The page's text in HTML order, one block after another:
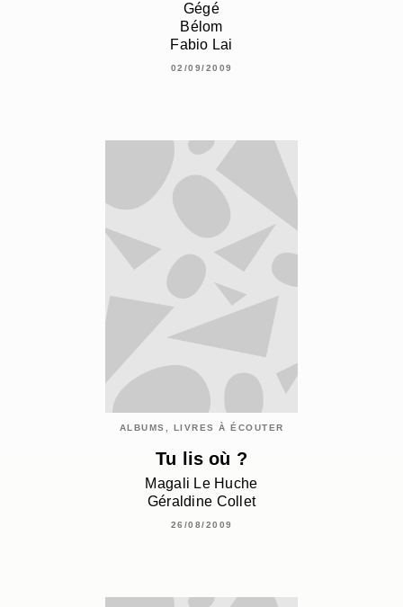
Gégé
Bélom
Fabio Lai
02/09/2009
ALBUMS, LIVRES À ÉCOUTER
Tu lis où ?
Magali Le Huche
Géraldine Collet
26/08/2009